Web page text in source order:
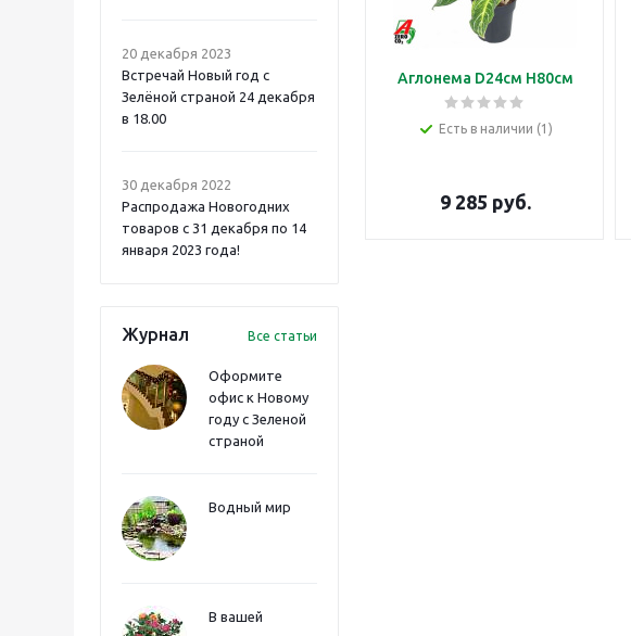
20 декабря 2023
Встречай Новый год с
Зелёной страной 24 декабря
в 18.00
30 декабря 2022
Распродажа Новогодних
товаров с 31 декабря по 14
января 2023 года!
Журнал Все статьи
Оформите
офис к Новому
году с Зеленой
страной
Водный мир
В вашей
Аглонема D24см H80см
Есть в наличии (1)
9 285 руб.